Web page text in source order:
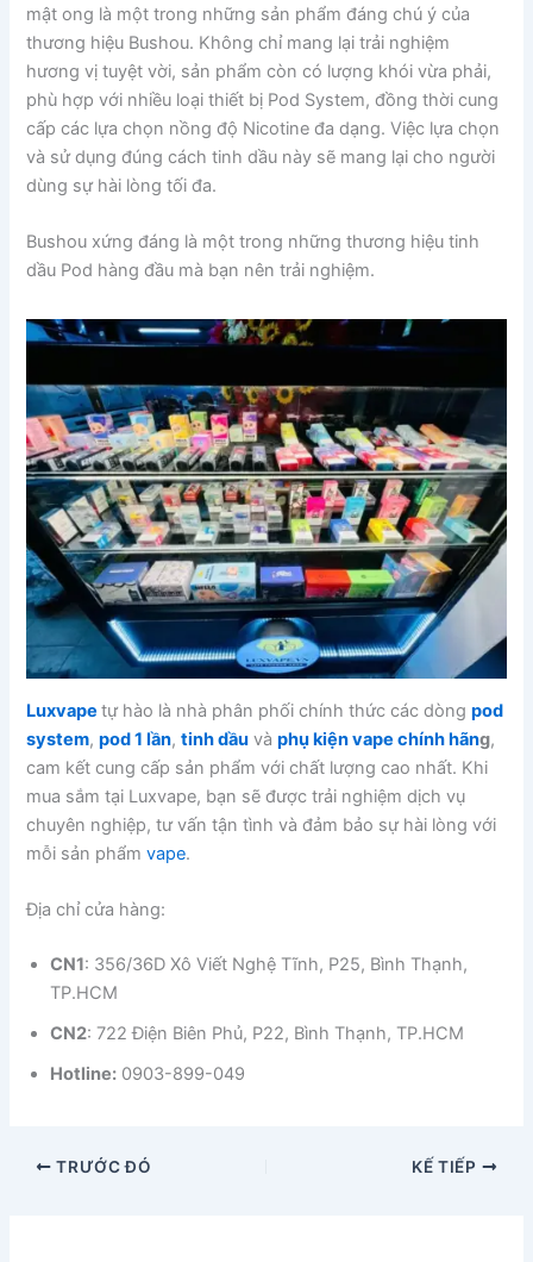
mật ong là một trong những sản phẩm đáng chú ý của
thương hiệu Bushou. Không chỉ mang lại trải nghiệm
hương vị tuyệt vời, sản phẩm còn có lượng khói vừa phải,
phù hợp với nhiều loại thiết bị Pod System, đồng thời cung
cấp các lựa chọn nồng độ Nicotine đa dạng. Việc lựa chọn
và sử dụng đúng cách tinh dầu này sẽ mang lại cho người
dùng sự hài lòng tối đa.
Bushou xứng đáng là một trong những thương hiệu tinh
dầu Pod hàng đầu mà bạn nên trải nghiệm.
Luxvapetự hào là nhà phân phối chính thức các dòngpod
system,pod 1 lần,tinh dầu vàphụ kiện vape chính hãng,
cam kết cung cấp sản phẩm với chất lượng cao nhất. Khi
mua sắm tại Luxvape, bạn sẽ được trải nghiệm dịch vụ
chuyên nghiệp, tư vấn tận tình và đảm bảo sự hài lòng với
mỗi sản phẩmvape.
Địa chỉ cửa hàng:
CN1: 356/36D Xô Viết Nghệ Tĩnh, P25, Bình Thạnh,
TP.HCM
CN2: 722 Điện Biên Phủ, P22, Bình Thạnh, TP.HCM
Hotline: 0903-899-049
TRƯỚC ĐÓ KẾ TIẾP